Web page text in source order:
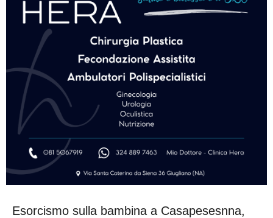
Esorcismo sulla bambina a Casapesesnna,